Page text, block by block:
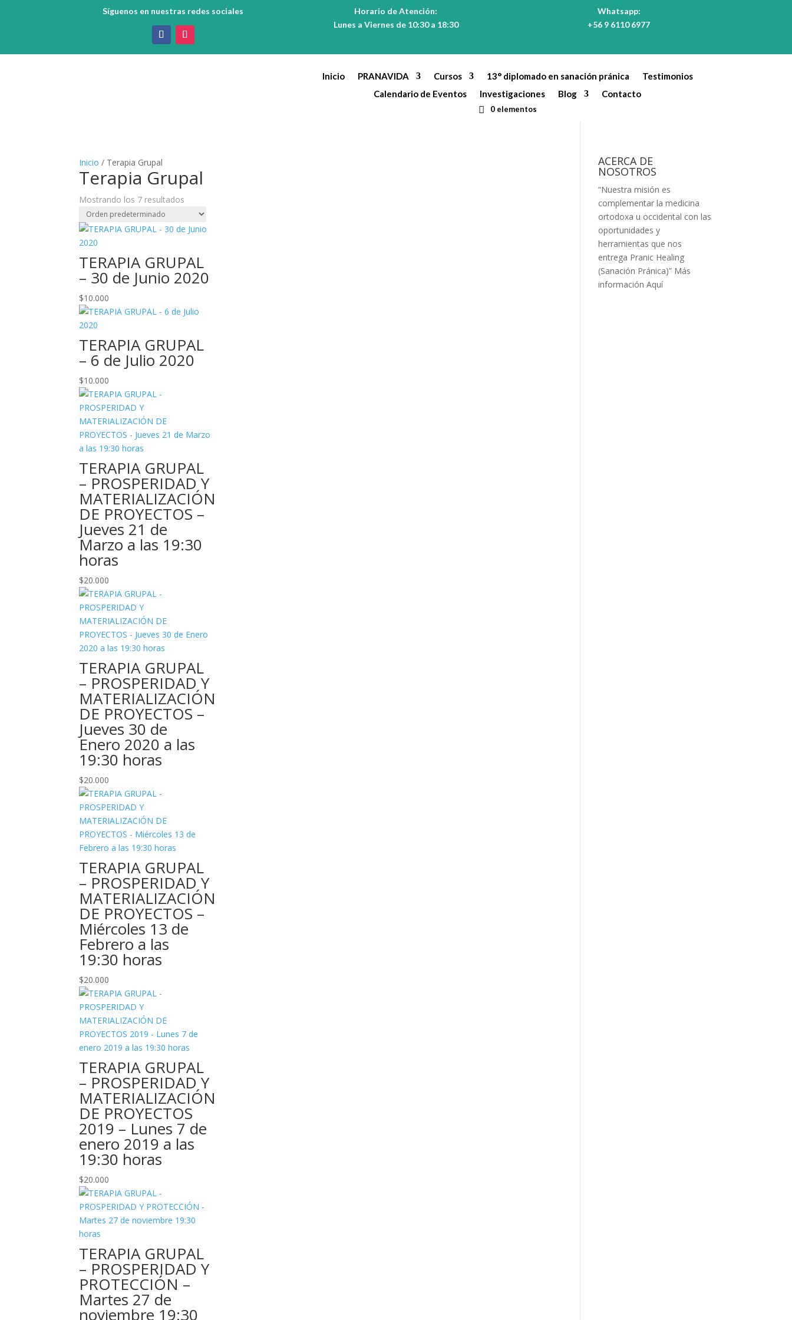
Síguenos en nuestras redes sociales
Horario de Atención:
Lunes a Viernes de 10:30 a 18:30
Whatsapp:
+56 9 6110 6977
Inicio PRANAVIDA Cursos 13° diplomado en sanación pránica
Testimonios
Calendario de Eventos
Investigaciones Blog Contacto
0 elementos
Inicio / Terapia Grupal
Terapia Grupal
Mostrando los 7 resultados
TERAPIA GRUPAL
– 30 de Junio 2020
$10.000
TERAPIA GRUPAL
– 6 de Julio 2020
$10.000
TERAPIA GRUPAL
– PROSPERIDAD Y
MATERIALIZACIÓN
DE PROYECTOS –
Jueves 21 de
Marzo a las 19:30
horas
$20.000
TERAPIA GRUPAL
– PROSPERIDAD Y
MATERIALIZACIÓN
DE PROYECTOS –
Jueves 30 de
Enero 2020 a las
19:30 horas
$20.000
TERAPIA GRUPAL
– PROSPERIDAD Y
MATERIALIZACIÓN
DE PROYECTOS –
Miércoles 13 de
Febrero a las
19:30 horas
$20.000
TERAPIA GRUPAL
– PROSPERIDAD Y
MATERIALIZACIÓN
DE PROYECTOS
2019 – Lunes 7 de
enero 2019 a las
19:30 horas
$20.000
TERAPIA GRUPAL
– PROSPERIDAD Y
PROTECCIÓN –
Martes 27 de
noviembre 19:30
ACERCA DE
NOSOTROS
“Nuestra misión es
complementar la medicina
ortodoxa u occidental con las
oportunidades y
herramientas que nos
entrega Pranic Healing
(Sanación Pránica)” Más
información Aquí